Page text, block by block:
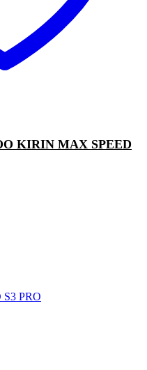
KIRIN MAX SPEED